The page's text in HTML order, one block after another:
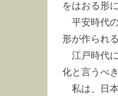
をはおる形
平安時代
形が作られ
江戸時代
化と言うべ
私は、日